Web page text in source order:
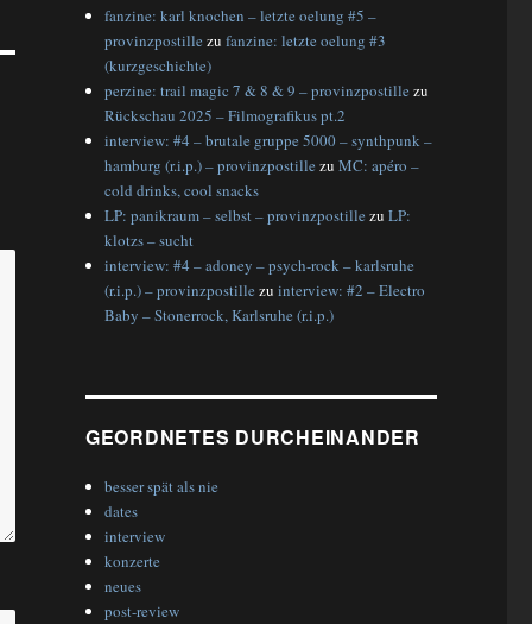
fanzine: karl knochen – letzte oelung #5 –
provinzpostille zufanzine: letzte oelung #3
(kurzgeschichte)
perzine: trail magic 7 & 8 & 9 – provinzpostille zu
Rückschau 2025 – Filmografikus pt.2
interview: #4 – brutale gruppe 5000 – synthpunk –
hamburg (r.i.p.) – provinzpostille zuMC: apéro –
cold drinks, cool snacks
LP: panikraum – selbst – provinzpostille zuLP:
klotzs – sucht
interview: #4 – adoney – psych-rock – karlsruhe
(r.i.p.) – provinzpostille zuinterview: #2 – Electro
Baby – Stonerrock, Karlsruhe (r.i.p.)
GEORDNETES DURCHEINANDER
besser spät als nie
dates
interview
konzerte
neues
post-review